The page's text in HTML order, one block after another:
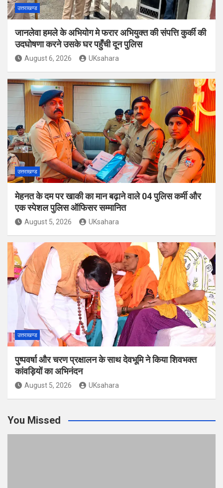
उत्तराखण्ड
जानलेवा हमले के अभियोग मे फरार अभियुक्त की संपत्ति कुर्की की
उदघोषणा करने उसके घर पहुँची दून पुलिस
August 6, 2026 UKsahara
उत्तराखण्ड
मेहनत के दम पर खाकी का मान बढ़ाने वाले 04 पुलिस कर्मी और
एक स्पेशल पुलिस ऑफिसर सम्मानित
August 5, 2026 UKsahara
उत्तराखण्ड
पुष्पवर्षा और चरण प्रक्षालन के साथ देवभूमि ने किया शिवभक्त
कांवड़ियों का अभिनंदन
August 5, 2026 UKsahara
You Missed